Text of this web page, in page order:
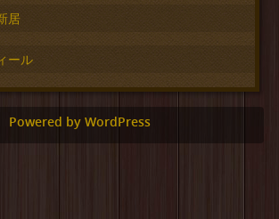
居
ール
Powered by WordPress